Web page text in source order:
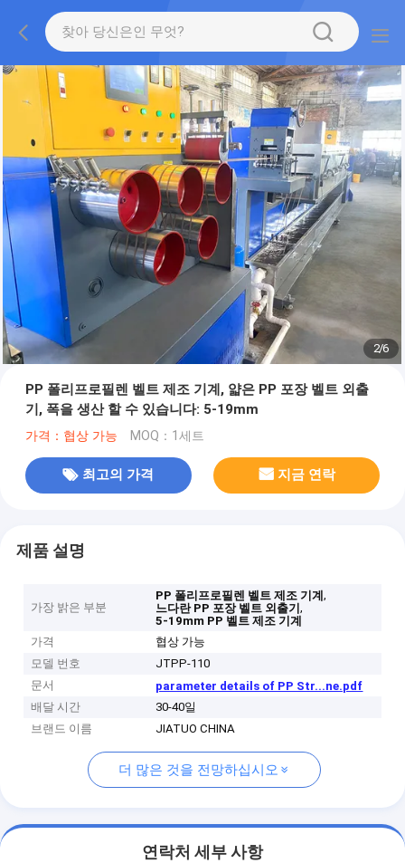
2/6
PP 폴리프로필렌 벨트 제조 기계, 얇은 PP 포장 벨트 외출
기, 폭을 생산 할 수 있습니다: 5-19mm
가격：협상 가능 MOQ：1세트
최고의 가격 지금 연락
제품 설명
가장 밝은 부분
PP 폴리프로필렌 벨트 제조 기계,
느다란 PP 포장 벨트 외출기,
5-19mm PP 벨트 제조 기계
가격
협상 가능
모델 번호
JTPP-110
문서
parameter details of PP Str...ne.pdf
배달 시간
30-40일
브랜드 이름
JIATUO CHINA
더 많은 것을 전망하십시오
연락처 세부 사항